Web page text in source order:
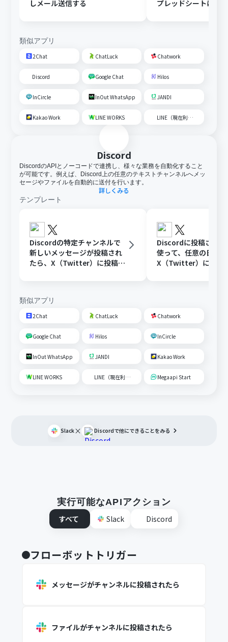
しメール送信する
プレッドシートにメ
類似アプリ
2Chat ChatLuck Chatwork
Discord Google Chat Hilos
InCircle InOut WhatsApp JANDI
Kakao Work LINE WORKS LINE（現在利用不可）
Discord
DiscordのAPIとノーコードで連携し、様々な業務を自動化すること
が可能です。例えば、Discord上の任意のテキストチャンネルへメッ
セージやファイルを自動的に送付を行います。
詳しくみる
テンプレート
Discordの特定チャンネルで
新しいメッセージが投稿され
たら、X（Twitter）に投稿す
Discordに投稿され
使って、任意の日時に
X（Twitter）に投稿
類似アプリ
2Chat ChatLuck Chatwork
Google Chat Hilos InCircle
InOut WhatsApp JANDI Kakao Work
LINE WORKS LINE（現在利用不可） Megaapi Start
Slack× Discordで他にできることをみる
実行可能なAPIアクション
すべて
Slack Discord
フローボットトリガー
メッセージがチャンネルに投稿されたら
ファイルがチャンネルに投稿されたら